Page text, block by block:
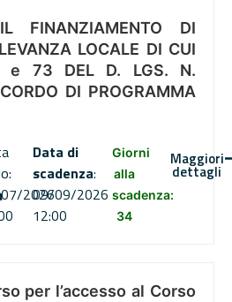
FINANZIAMENTO DI
LOCALE DI CUI
e 73 DEL D. LGS. N.
DI PROGRAMMA
2026
Data di
scadenza:
09/09/2026
12:00
Giorni
alla
scadenza:
34
Maggiori
dettagli
per l’accesso al Corso